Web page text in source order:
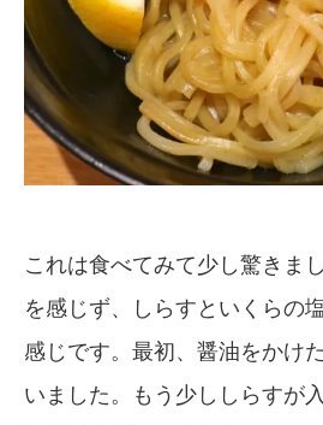
これは食べてみて少し驚きま
を感じず、しらすといくらの
感じです。最初、醤油をかけ
いました。もう少ししらすが